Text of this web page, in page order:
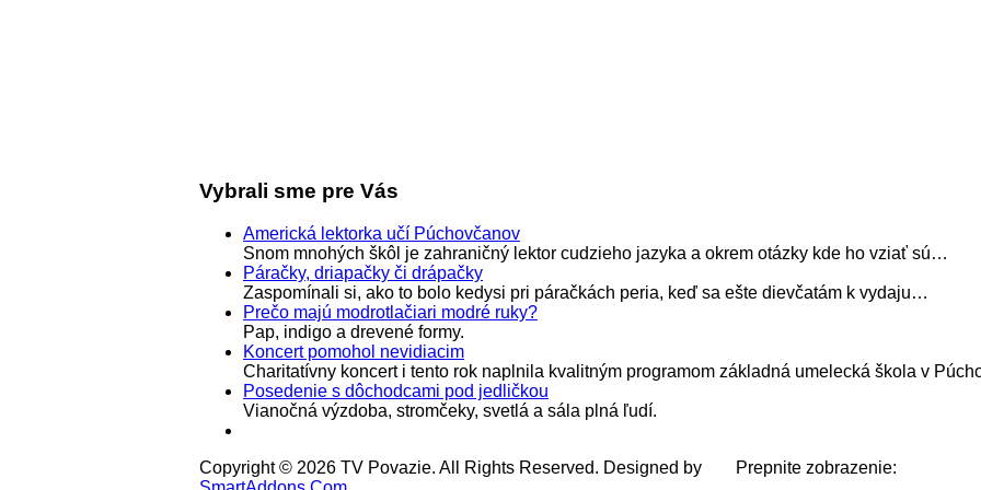
Vybrali sme pre Vás
Americká lektorka učí Púchovčanov
Snom mnohých škôl je zahraničný lektor cudzieho jazyka a okrem otázky kde ho vziať sú…
Páračky, driapačky či drápačky
Zaspomínali si, ako to bolo kedysi pri páračkách peria, keď sa ešte dievčatám k vydaju…
Prečo majú modrotlačiari modré ruky?
Pap, indigo a drevené formy.
Koncert pomohol nevidiacim
Charitatívny koncert i tento rok naplnila kvalitným programom základná umelecká škola v
Posedenie s dôchodcami pod jedličkou
Vianočná výzdoba, stromčeky, svetlá a sála plná ľudí.
Copyright © 2026 TV Povazie. All Rights Reserved. Designed by
Prepnite zobrazenie: